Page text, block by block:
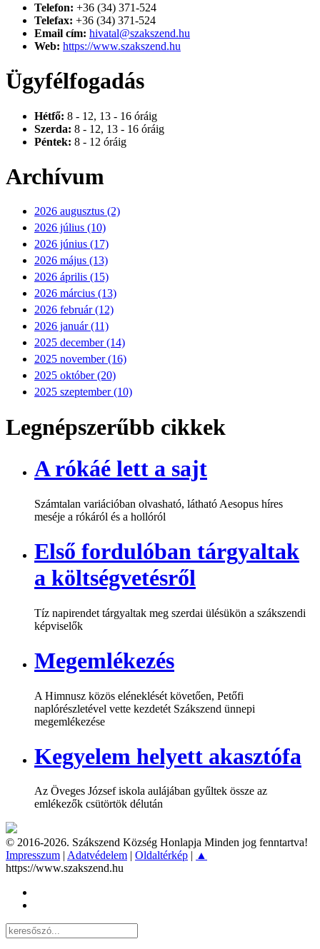
Telefon: +36 (34) 371-524
Telefax: +36 (34) 371-524
Email cím: hivatal@szakszend.hu
Web: https://www.szakszend.hu
Ügyfélfogadás
Hétfő: 8 - 12, 13 - 16 óráig
Szerda: 8 - 12, 13 - 16 óráig
Péntek: 8 - 12 óráig
Archívum
2026 augusztus (2)
2026 július (10)
2026 június (17)
2026 május (13)
2026 április (15)
2026 március (13)
2026 február (12)
2026 január (11)
2025 december (14)
2025 november (16)
2025 október (20)
2025 szeptember (10)
Legnépszerűbb cikkek
A rókáé lett a sajt
Számtalan variációban olvasható, látható Aesopus híres
meséje a rókáról és a hollóról
Első fordulóban tárgyaltak
a költségvetésről
Tíz napirendet tárgyaltak meg szerdai ülésükön a szákszendi
képviselők
Megemlékezés
A Himnusz közös eléneklését követően, Petőfi
naplórészletével vette kezdetét Szákszend ünnepi
megemlékezése
Kegyelem helyett akasztófa
Az Öveges József iskola aulájában gyűltek össze az
emlékezők csütörtök délután
© 2016-2026. Szákszend Község Honlapja Minden jog fenntartva!
Impresszum | Adatvédelem | Oldaltérkép | ▲
https://www.szakszend.hu